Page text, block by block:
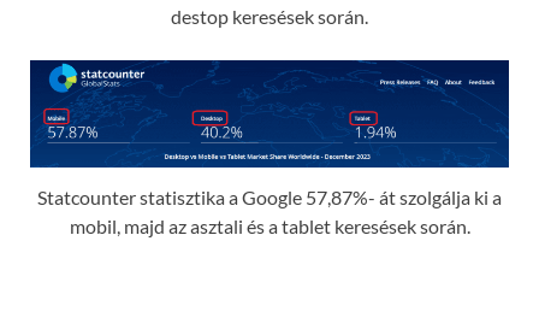
destop keresések során.
Statcounter statisztika a Google 57,87%- át szolgálja ki a
mobil, majd az asztali és a tablet keresések során.